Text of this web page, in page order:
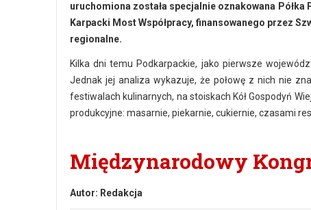
uruchomiona została specjalnie oznakowana
Karpacki Most Współpracy, finansowanego przez
regionalne.
Kilka dni temu Podkarpackie, jako pierwsze
Jednak jej analiza wykazuje, że połowę z nich nie
festiwalach kulinarnych, na stoiskach Kół Gospodyń
produkcyjne: masarnie, piekarnie, cukiernie, czasami
Międzynarodowy
Autor: Redakcja